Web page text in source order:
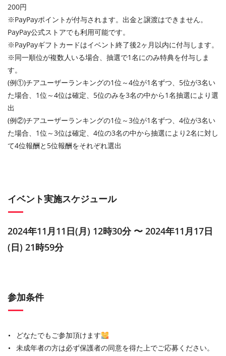
200円
※PayPayポイントが付与されます。出金と譲渡はできません。
PayPay公式ストアでも利用可能です。
※PayPayギフトカードはイベント終了後2ヶ月以内に付与します。
※同一順位が複数人いる場合、抽選で1名にのみ特典を付与しま
す。
(例①)チアユーザーランキングの1位～4位が1名ずつ、5位が3名い
た場合、1位～4位は確定、5位のみを3名の中から1名抽選により選
出
(例②)チアユーザーランキングの1位～3位が1名ずつ、4位が3名い
た場合、1位～3位は確定、4位の3名の中から抽選により2名に対し
て4位報酬と5位報酬をそれぞれ選出
イベント実施スケジュール
2024年11月11日(月) 12時30分 〜 2024年11月17日
(日) 21時59分
参加条件
どなたでもご参加頂けます
未成年者の方は必ず保護者の同意を得た上でご応募ください。